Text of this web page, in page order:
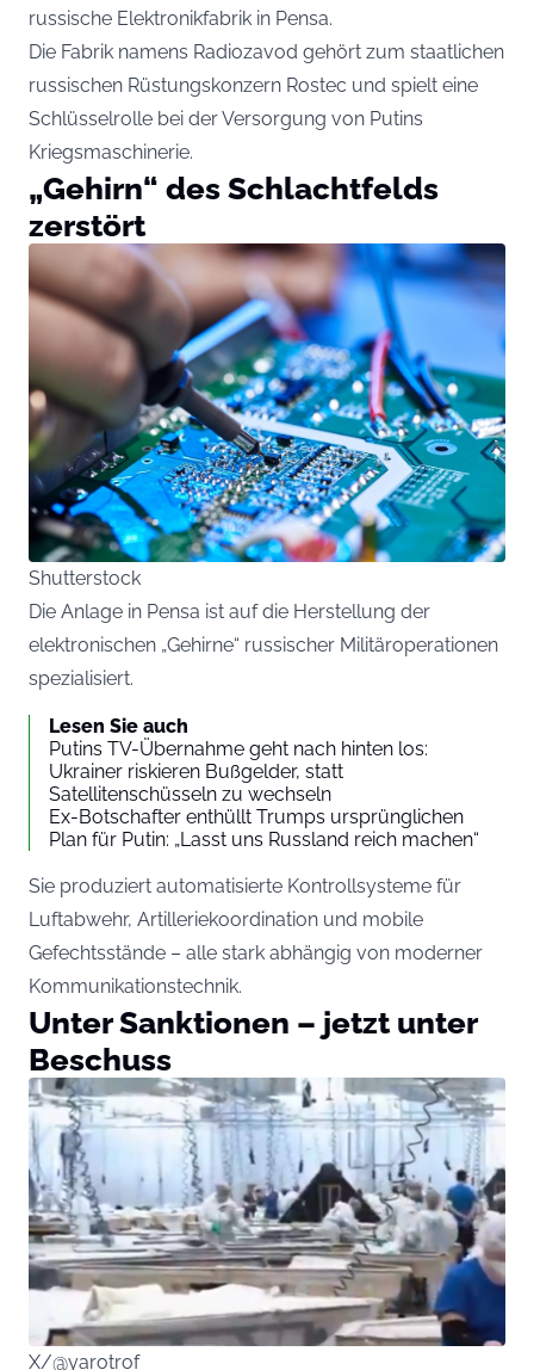
russische Elektronikfabrik in Pensa.
Die Fabrik namens Radiozavod gehört zum staatlichen
russischen Rüstungskonzern Rostec und spielt eine
Schlüsselrolle bei der Versorgung von Putins
Kriegsmaschinerie.
„Gehirn“ des Schlachtfelds
zerstört
Shutterstock
Die Anlage in Pensa ist auf die Herstellung der
elektronischen „Gehirne“ russischer Militäroperationen
spezialisiert.
Lesen Sie auch
Putins TV-Übernahme geht nach hinten los:
Ukrainer riskieren Bußgelder, statt
Satellitenschüsseln zu wechseln
Ex-Botschafter enthüllt Trumps ursprünglichen
Plan für Putin: „Lasst uns Russland reich machen“
Sie produziert automatisierte Kontrollsysteme für
Luftabwehr, Artilleriekoordination und mobile
Gefechtsstände – alle stark abhängig von moderner
Kommunikationstechnik.
Unter Sanktionen – jetzt unter
Beschuss
X/@yarotrof